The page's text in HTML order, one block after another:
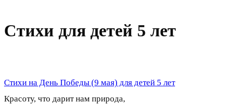
Стихи для детей 5 лет
Стихи на День Победы (9 мая) для детей 5 лет
Красоту, что дарит нам природа,